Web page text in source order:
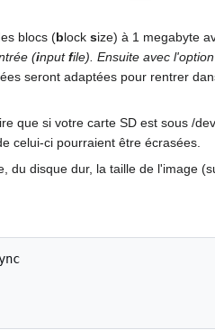
blocs (block size) à 1 megabyte
(inputfile). Ensuite avec l'option
seront adaptées pour rentrer
que si votre carte SD est sous /
celui-ci pourraient être écrasées.
disque dur, la taille de l'image